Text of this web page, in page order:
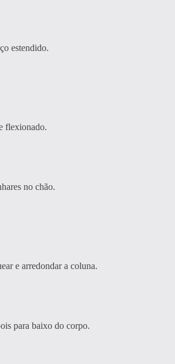
estendido.
flexionado.
no chão.
e arredondar a coluna.
para baixo do corpo.